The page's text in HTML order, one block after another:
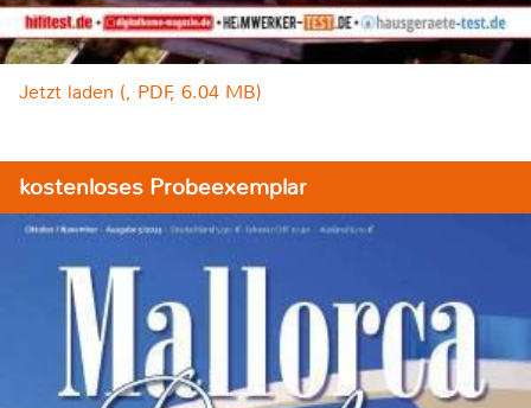
Jetzt laden (, PDF, 6.04 MB)
kostenloses Probeexemplar